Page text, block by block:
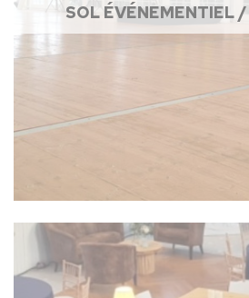
SOL ÉVÉNEMENTIEL